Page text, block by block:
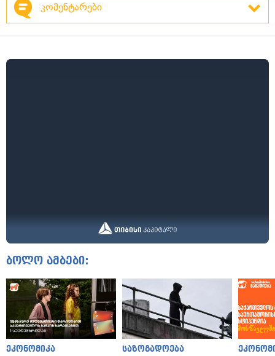
კომენტარები
ბოლო ამბები:
ეკონომიკა საზოგადოება